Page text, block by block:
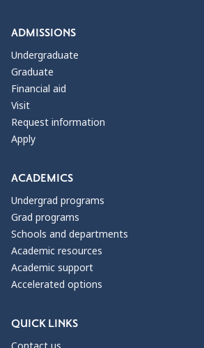
ADMISSIONS
Undergraduate
Graduate
Financial aid
Visit
Request information
Apply
ACADEMICS
Undergrad programs
Grad programs
Schools and departments
Academic resources
Academic support
Accelerated options
QUICK LINKS